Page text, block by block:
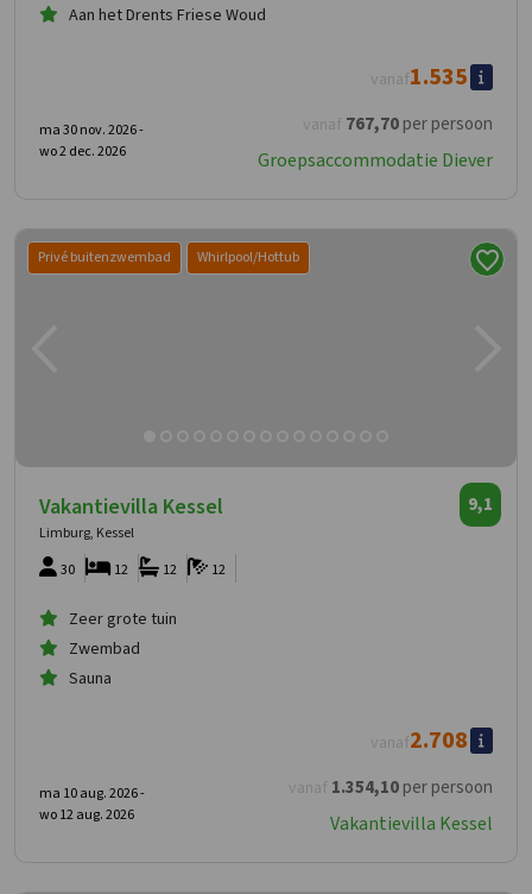
Aan het Drents Friese Woud
vanaf 767,70per persoon
vanaf1.535
ma 30 nov. 2026 -
wo 2 dec. 2026
Groepsaccommodatie Diever
Privé buitenzwembad Whirlpool/Hottub
Vakantievilla Kessel
Limburg, Kessel
9,1
30 12
12
12
Zeer grote tuin
Zwembad
Sauna
vanaf 1.354,10per persoon
vanaf2.708
ma 10 aug. 2026 -
wo 12 aug. 2026
Vakantievilla Kessel